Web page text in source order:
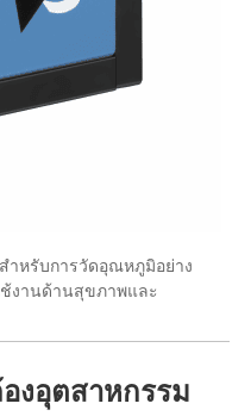
ำหรับการวัดอุณหภูมิอย่าง
งานด้านสุขภาพและ
งอุตสาหกรรม